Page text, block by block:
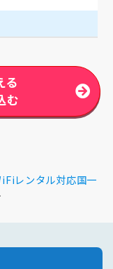
税込）
る
む
レンタル対応国一